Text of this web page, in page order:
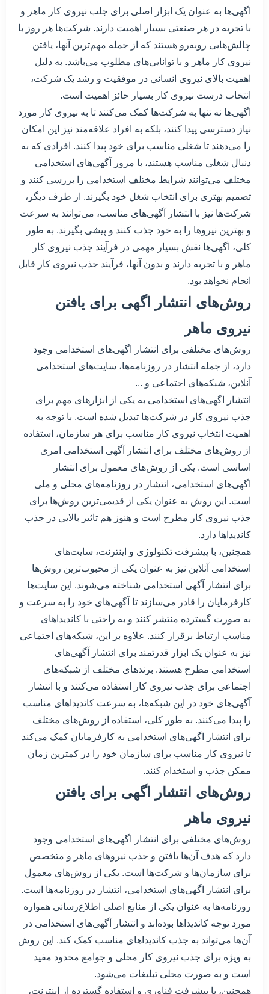
اگهی‌ها به عنوان یک ابزار اصلی برای جلب نیروی کار ماهر و
با تجربه در هر صنعتی بسیار اهمیت دارند. شرکت‌ها هر روز با
چالش‌هایی روبه‌رو هستند که از جمله مهم‌ترین آنها، یافتن
نیروی کار ماهر و با توانایی‌های مطلوب می‌باشد. به دلیل
اهمیت بالای نیروی انسانی در موفقیت و رشد یک شرکت،
انتخاب درست نیروی کار بسیار حائز اهمیت است.
اگهی‌ها نه تنها به شرکت‌ها کمک می‌کنند تا به نیروی کار مورد
نیاز دسترسی پیدا کنند، بلکه به افراد علاقه‌مند نیز این امکان
را می‌دهند تا شغلی مناسب برای خود پیدا کنند. افرادی که به
دنبال شغلی مناسب هستند، با مرور آگهی‌های استخدامی
مختلف می‌توانند شرایط مختلف استخدامی را بررسی کنند و
تصمیم بهتری برای انتخاب شغل خود بگیرند. از طرف دیگر،
شرکت‌ها نیز با انتشار آگهی‌های مناسب، می‌توانند به سرعت
و بهترین نیروها را به خود جذب کنند و پیشی بگیرند. به طور
کلی، اگهی‌ها نقش بسیار مهمی در فرآیند جذب نیروی کار
ماهر و با تجربه دارند و بدون آنها، فرآیند جذب نیروی کار قابل
انجام نخواهد بود.
روش‌های انتشار اگهی برای یافتن
نیروی ماهر
روش‌های مختلفی برای انتشار اگهی‌های استخدامی وجود
دارد، از جمله انتشار در روزنامه‌ها، سایت‌های استخدامی
آنلاین، شبکه‌های اجتماعی و ...
انتشار اگهی‌های استخدامی به یکی از ابزارهای مهم برای
جذب نیروی کار در شرکت‌ها تبدیل شده است. با توجه به
اهمیت انتخاب نیروی کار مناسب برای هر سازمان، استفاده
از روش‌های مختلف برای انتشار آگهی استخدامی امری
اساسی است. یکی از روش‌های معمول برای انتشار
اگهی‌های استخدامی، انتشار در روزنامه‌های محلی و ملی
است. این روش به عنوان یکی از قدیمی‌ترین روش‌ها برای
جذب نیروی کار مطرح است و هنوز هم تاثیر بالایی در جذب
کاندیداها دارد.
همچنین، با پیشرفت تکنولوژی و اینترنت، سایت‌های
استخدامی آنلاین نیز به عنوان یکی از محبوب‌ترین روش‌ها
برای انتشار آگهی استخدامی شناخته می‌شوند. این سایت‌ها
کارفرمایان را قادر می‌سازند تا آگهی‌های خود را به سرعت و
به صورت گسترده منتشر کنند و به راحتی با کاندیداهای
مناسب ارتباط برقرار کنند. علاوه بر این، شبکه‌های اجتماعی
نیز به عنوان یک ابزار قدرتمند برای انتشار آگهی‌های
استخدامی مطرح هستند. برندهای مختلف از شبکه‌های
اجتماعی برای جذب نیروی کار استفاده می‌کنند و با انتشار
آگهی‌های خود در این شبکه‌ها، به سرعت کاندیداهای مناسب
را پیدا می‌کنند. به طور کلی، استفاده از روش‌های مختلف
برای انتشار اگهی‌های استخدامی به کارفرمایان کمک می‌کند
تا نیروی کار مناسب برای سازمان خود را در کمترین زمان
ممکن جذب و استخدام کنند.
روش‌های انتشار اگهی برای یافتن
نیروی ماهر
روش‌های مختلفی برای انتشار اگهی‌های استخدامی وجود
دارد که هدف آن‌ها یافتن و جذب نیروهای ماهر و متخصص
برای سازمان‌ها و شرکت‌ها است. یکی از روش‌های معمول
برای انتشار اگهی‌های استخدامی، انتشار در روزنامه‌ها است.
روزنامه‌ها به عنوان یکی از منابع اصلی اطلاع‌رسانی همواره
مورد توجه کاندیداها بوده‌اند و انتشار آگهی‌های استخدامی در
آن‌ها می‌تواند به جذب کاندیداهای مناسب کمک کند. این روش
به ویژه برای جذب نیروی کار محلی و جوامع محدود مفید
است و به صورت محلی تبلیغات می‌شود.
همچنین، با پیشرفت فناوری و استفاده گسترده از اینترنت،